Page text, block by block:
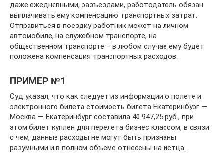
даже ежедневными, разъездами, работодатель обязан
выплачивать ему компенсацию транспортных затрат.
Отправиться в поездку работник может на личном
автомобиле, на служебном транспорте, на
общественном транспорте – в любом случае ему будет
положена компенсация транспортных расходов.
ПРИМЕР №1
Суд указал, что как следует из информации о полете и
электронного билета стоимость билета Екатеринбург —
Москва — Екатеринбург составила 40 947,25 руб., при
этом билет куплен для перелета бизнес классом, в связи
с чем, данные расходы не могут быть признаны
разумными и в полном объеме отнесены на истца.